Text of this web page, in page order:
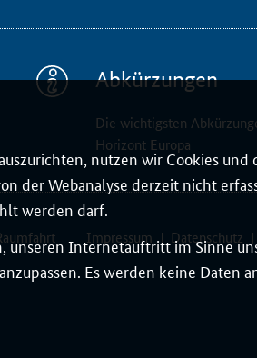
nutzen wir Cookies
der Webanalyse derzeit nicht
werden darf.
unseren Internetauftritt im Sinne
Es werden keine
Abkürzungen
Die wichtigsten
Horizont Europa
Impressum Datenschutz